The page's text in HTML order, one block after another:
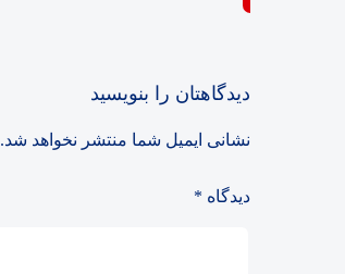
دیدگاهتان را بنویسید
نشانی ایمیل شما منتشر نخواهد شد.
دیدگاه *